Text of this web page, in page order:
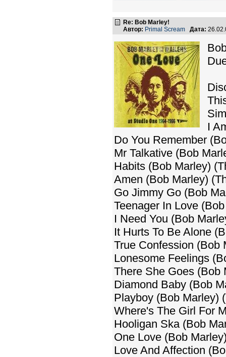
Re: Bob Marley!
Автор: Primal Scream Дата:
I
Do You Remember
Mr Talkative (Bob
Habits (Bob Marley)
Amen (Bob Marley)
Go Jimmy Go (Bob
Teenager In Love
I Need You (Bob
It Hurts To Be Alone
True Confession (Bob
Lonesome Feelings
There She Goes (Bob
Diamond Baby (Bob
Playboy (Bob Marley)
Where's The Girl For
Hooligan Ska (Bob
One Love (Bob
Love And Affection